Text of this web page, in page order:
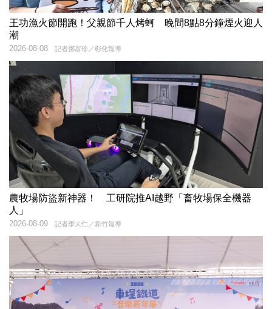
王功漁火節開跑！父親節千人烤蚵 晚間8點8分鐘煙火迎人
潮
記者鄧富珍／彰化報導
2026-08-08
農牧場防盜新神器！ 工研院推AI越野「畜牧場保全機器
人」
記者季大仁／新竹報導
2026-08-09